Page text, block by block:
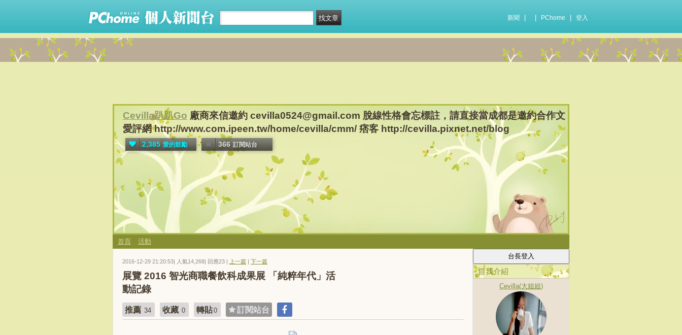
新聞 PChome 登入
Cevilla趴趴Go 廠商來信邀約 cevilla0524@gmail.com 脫線性格會忘標註，請直接當成都是邀約合作文
愛評網 http://www.com.ipeen.tw/home/cevilla/cmm/ 痞客 http://cevilla.pixnet.net/blog
2,385 愛的鼓勵 366 訂閱站台
首頁 活動
2016-12-29 21:20:53| 人氣14,268| 回應23 | 上一篇 | 下一篇
展覽 2016 智光商職餐飲科成果展 「純粹年代」活
動記錄
推薦 34 收藏 0 轉貼0 訂閱站台
自我介紹
Cevilla(大姐姐)